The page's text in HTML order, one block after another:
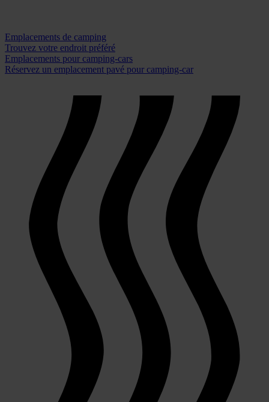
Emplacements de camping
Trouvez votre endroit préféré
Emplacements pour camping-cars
Réservez un emplacement pavé pour camping-car